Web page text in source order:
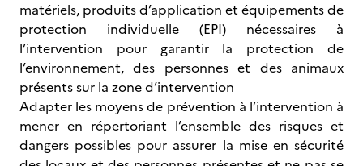
matériels, produits d’application et équipements de
protection individuelle (EPI) nécessaires à
l’intervention pour garantir la protection de
l’environnement, des personnes et des animaux
présents sur la zone d’intervention
Adapter les moyens de prévention à l’intervention à
mener en répertoriant l’ensemble des risques et
dangers possibles pour assurer la mise en sécurité